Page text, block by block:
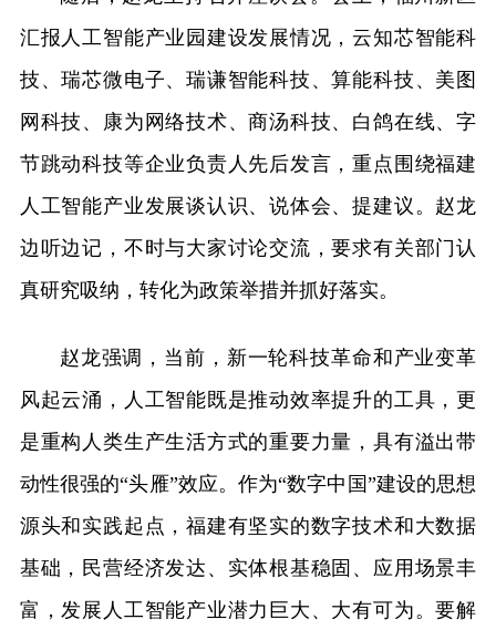
汇报人工智能产业园建设发展情况，云知芯智能科
技、瑞芯微电子、瑞谦智能科技、算能科技、美图
网科技、康为网络技术、商汤科技、白鸽在线、字
节跳动科技等企业负责人先后发言，重点围绕福建
人工智能产业发展谈认识、说体会、提建议。赵龙
边听边记，不时与大家讨论交流，要求有关部门认
真研究吸纳，转化为政策举措并抓好落实。
赵龙强调，当前，新一轮科技革命和产业变革
风起云涌，人工智能既是推动效率提升的工具，更
是重构人类生产生活方式的重要力量，具有溢出带
动性很强的“头雁”效应。作为“数字中国”建设的思想
源头和实践起点，福建有坚实的数字技术和大数据
基础，民营经济发达、实体根基稳固、应用场景丰
富，发展人工智能产业潜力巨大、大有可为。要解